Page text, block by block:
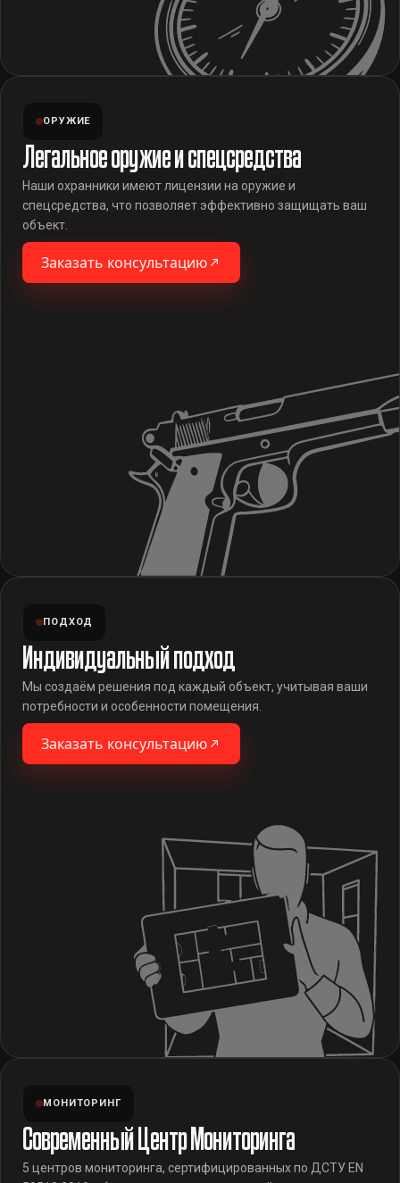
ОРУЖИЕ
Легальное оружие и спецсредства
Наши охранники имеют лицензии на оружие и
спецсредства, что позволяет эффективно защищать ваш
объект.
Заказать консультацию
ПОДХОД
Индивидуальный подход
Мы создаём решения под каждый объект, учитывая ваши
потребности и особенности помещения.
Заказать консультацию
МОНИТОРИНГ
Современный Центр Мониторинга
5 центров мониторинга, сертифицированных по ДСТУ EN